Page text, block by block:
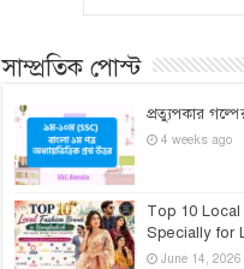
সাম্প্রতিক পোস্ট
প্রত্যুপকার গল্পের
4 weeks ago
Top 10
Specially for
June 14, 2026